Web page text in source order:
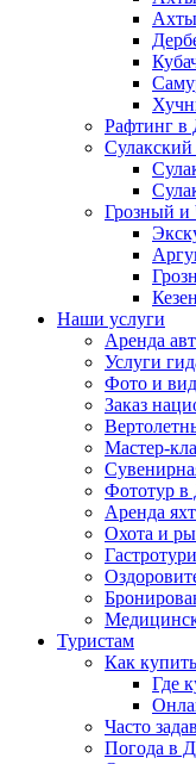
Рафтинг в
Сулакский
Грозный и
Наши услуги
Аренда
Услуги
Фото и
Заказ
Мастер-
Фототур в
Аренда
Охота и
Туристам
Как купить
Где
Часто
Погода в